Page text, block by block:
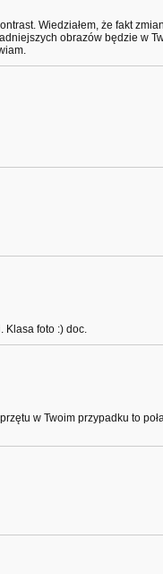
Wiedziałem, że fakt
obrazów będzie w
Klasa foto :) doc.
w Twoim przypadku to